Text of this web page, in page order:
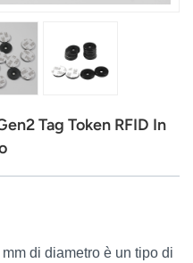
Türk
Ελληνικά
Melayu
Polski
Tiếng Việt
Tag Token RFID In
di diametro è un tipo di